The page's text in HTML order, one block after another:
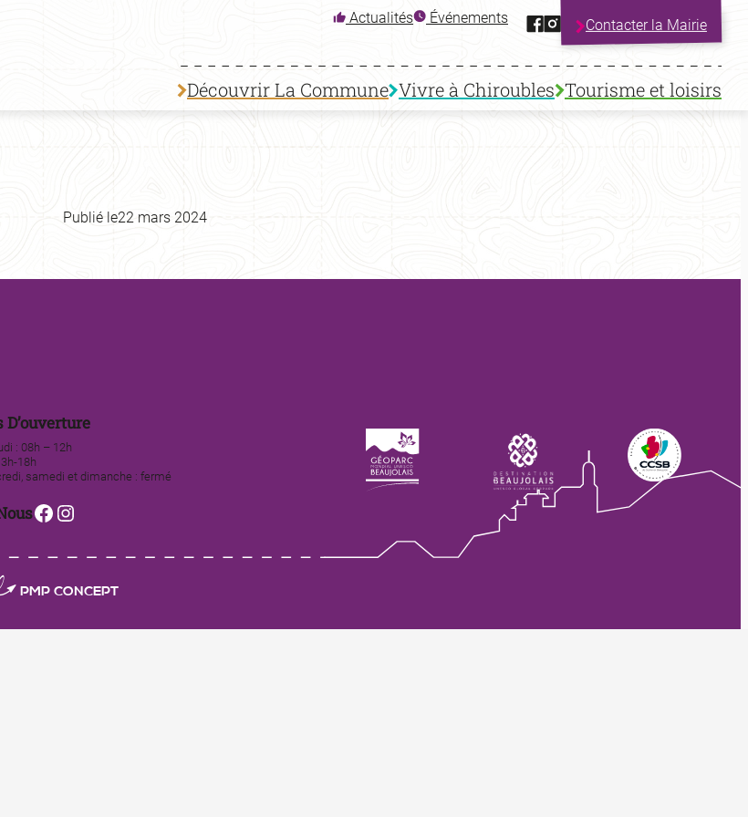
Actualités Événements Facebook
Instagram
Contacter la Mairie
Découvrir La Commune Vivre à Chiroubles Tourisme et loisirs
Publié le22 mars 2024
: 08h – 12h
18h
samedi et dimanche : fermé
Facebook
Instagram
PMP CONCEPT